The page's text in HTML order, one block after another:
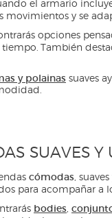
el armario
y se
opciones
También
y polainas suaves
SUAVES
cómodas ,
para acompañar a
bodies